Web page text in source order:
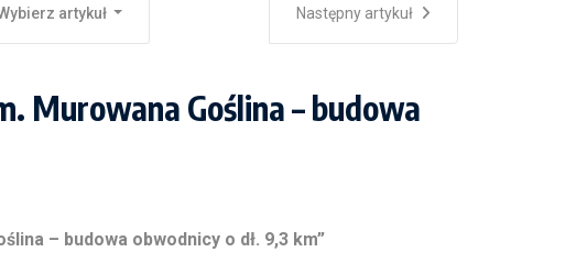
artykuł Następny artykuł
Murowana Goślina – budowa
– budowa obwodnicy o dł. 9,3 km”